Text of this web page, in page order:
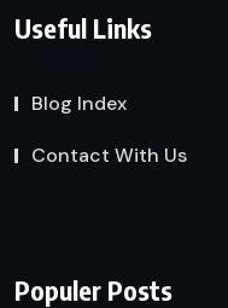
Useful Links
Blog Index
Contact With Us
Populer Posts